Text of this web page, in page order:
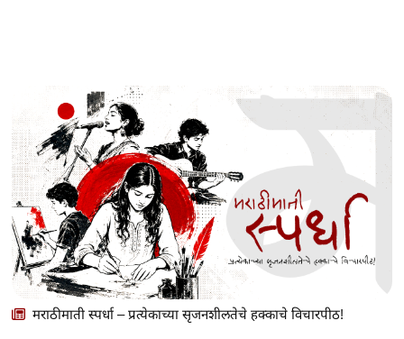
मराठीमाती स्पर्धा – प्रत्येकाच्या सृजनशीलतेचे हक्काचे विचारपीठ!